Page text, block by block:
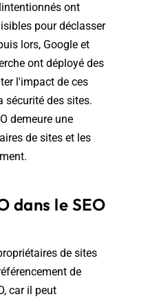
ont
pour déclasser
lors, Google et
ont déployé des
l'impact de ces
sécurité des sites.
demeure une
de sites et les
dans le SEO
de sites
de
car il peut